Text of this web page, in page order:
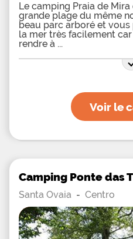
Le camping Praia de
grande plage du même
beau parc arboré et
la mer très facilement
rendre à
Voir le
Camping Ponte das
Santa Ovaia - Centro